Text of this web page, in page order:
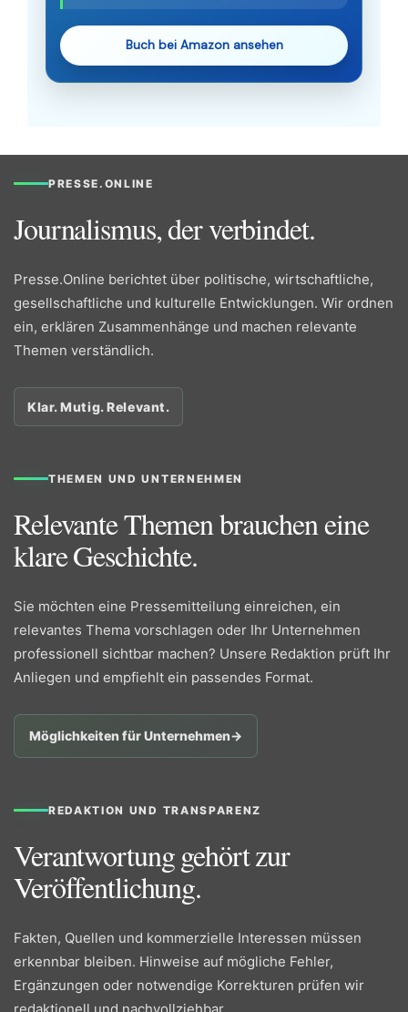
Buch bei Amazon ansehen
PRESSE.ONLINE
Journalismus, der verbindet.
Presse.Online berichtet über politische, wirtschaftliche,
gesellschaftliche und kulturelle Entwicklungen. Wir ordnen
ein, erklären Zusammenhänge und machen relevante
Themen verständlich.
Klar. Mutig. Relevant.
THEMEN UND UNTERNEHMEN
Relevante Themen brauchen eine
klare Geschichte.
Sie möchten eine Pressemitteilung einreichen, ein
relevantes Thema vorschlagen oder Ihr Unternehmen
professionell sichtbar machen? Unsere Redaktion prüft Ihr
Anliegen und empfiehlt ein passendes Format.
Möglichkeiten für Unternehmen→
REDAKTION UND TRANSPARENZ
Verantwortung gehört zur
Veröffentlichung.
Fakten, Quellen und kommerzielle Interessen müssen
erkennbar bleiben. Hinweise auf mögliche Fehler,
Ergänzungen oder notwendige Korrekturen prüfen wir